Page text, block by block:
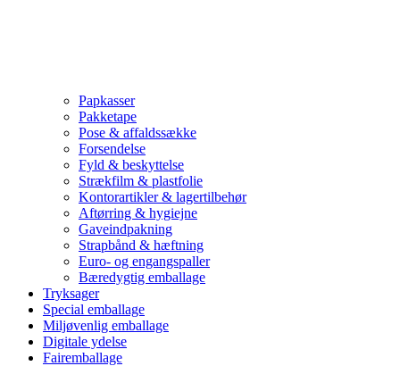
Papkasser
Pakketape
Pose & affaldssække
Forsendelse
Fyld & beskyttelse
Strækfilm & plastfolie
Kontorartikler & lagertilbehør
Aftørring & hygiejne
Gaveindpakning
Strapbånd & hæftning
Euro- og engangspaller
Bæredygtig emballage
Tryksager
Special emballage
Miljøvenlig emballage
Digitale ydelse
Fairemballage